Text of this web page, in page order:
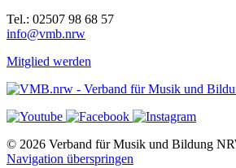
Tel.: 02507 98 68 57
info@vmb.nrw
Mitglied werden
© 2026 Verband für Musik und Bildung
Navigation überspringen